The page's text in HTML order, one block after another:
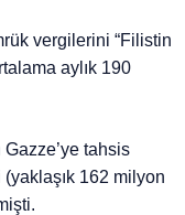
vergilerini “Filistin
aylık 190
Gazze’ye tahsis
(yaklaşık 162 milyon